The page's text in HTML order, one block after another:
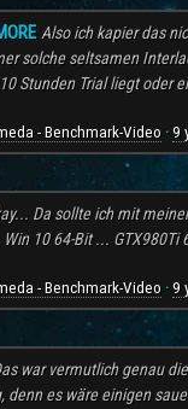
Also ich kapier das
solche seltsamen
Stunden Trial liegt oder
- Benchmark-Video · 9
Da sollte ich mit
Win 10 64-Bit ... GTX980Ti
- Benchmark-Video · 9
war vermutlich genau
denn es wäre einigen